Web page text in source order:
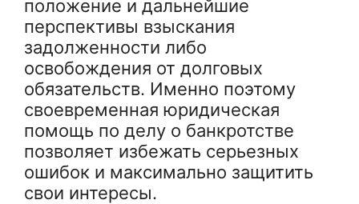
положение и дальнейшие
перспективы взыскания
задолженности либо
освобождения от долговых
обязательств. Именно поэтому
своевременная юридическая
помощь по делу о банкротстве
позволяет избежать серьезных
ошибок и максимально защитить
свои интересы.